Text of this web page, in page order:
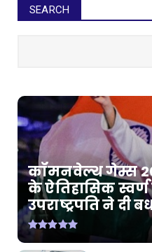
SEARCH
कॉमनवेल्थ गेम्स
के ऐतिहासिक
उपराष्ट्रपति ने दी